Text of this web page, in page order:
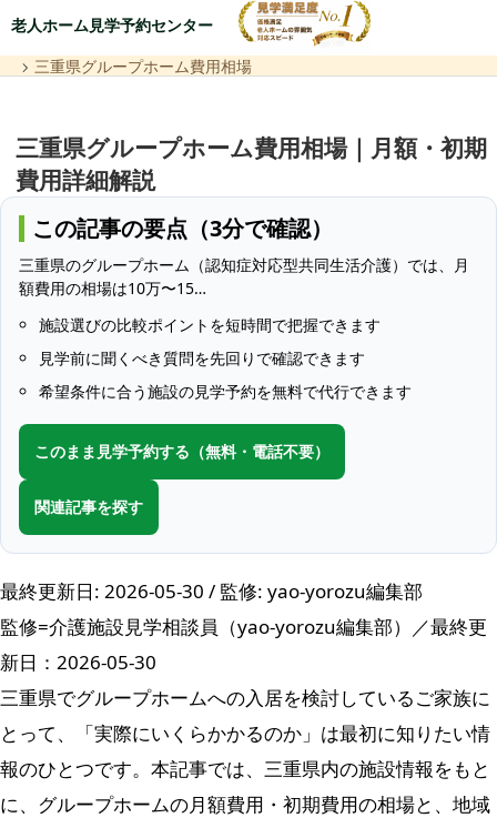
老人ホーム見学予約センター
三重県グループホーム費用相場
三重県グループホーム費用相場｜月額・初期
費用詳細解説
この記事の要点（3分で確認）
三重県のグループホーム（認知症対応型共同生活介護）では、月
額費用の相場は10万〜15…
施設選びの比較ポイントを短時間で把握できます
見学前に聞くべき質問を先回りで確認できます
希望条件に合う施設の見学予約を無料で代行できます
このまま見学予約する（無料・電話不要）
関連記事を探す
最終更新日: 2026-05-30 / 監修: yao-yorozu編集部
監修=介護施設見学相談員（yao-yorozu編集部）／最終更
新日：2026-05-30
三重県でグループホームへの入居を検討しているご家族に
とって、「実際にいくらかかるのか」は最初に知りたい情
報のひとつです。本記事では、三重県内の施設情報をもと
に、グループホームの月額費用・初期費用の相場と、地域